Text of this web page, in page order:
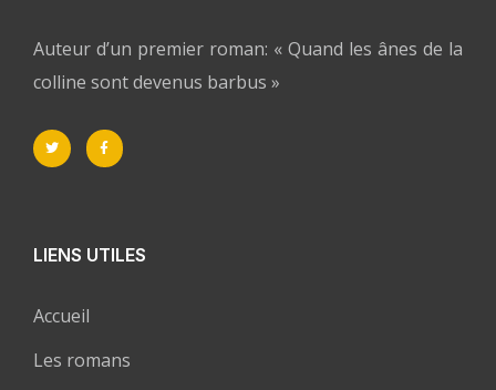
Auteur d’un premier roman: « Quand les ânes de la
colline sont devenus barbus »
LIENS UTILES
Accueil
Les romans